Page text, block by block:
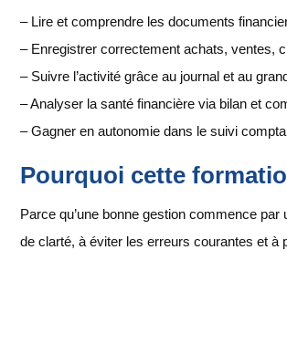
– Lire et comprendre les documents
– Enregistrer correctement achats, ventes,
– Suivre l’activité grâce au journal et au
– Analyser la santé financière via bilan et
– Gagner en autonomie dans le suivi
Pourquoi cette
Parce qu’une bonne gestion commence
de clarté, à éviter les erreurs courantes et